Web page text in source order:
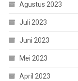
Agustus 2023
Juli 2023
Juni 2023
Mei 2023
April 2023